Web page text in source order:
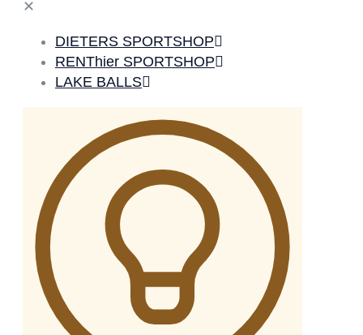
✕
DIETERS SPORTSHOP
RENThier SPORTSHOP
LAKE BALLS